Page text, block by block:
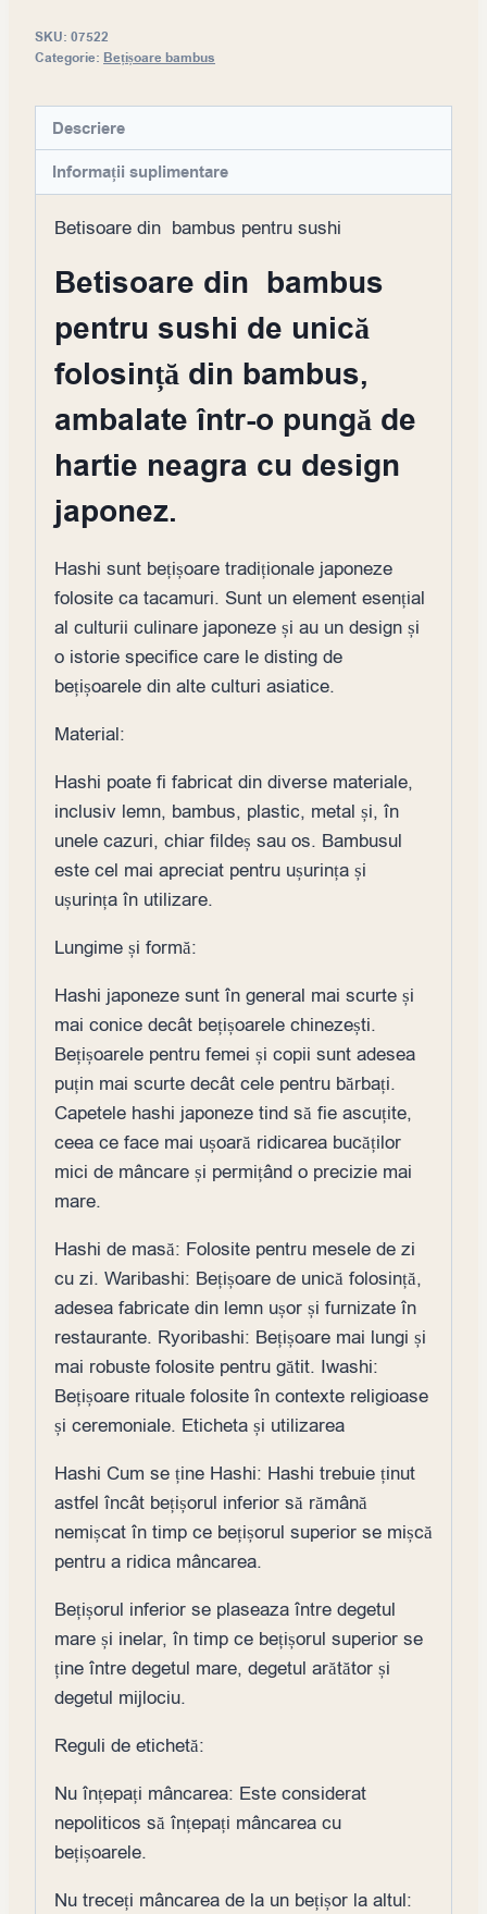
SKU: 07522
Categorie: Bețișoare bambus
Descriere
Informații suplimentare
Betisoare din bambus pentru sushi
Betisoare din bambus
pentru sushi de unică
folosință din bambus,
ambalate într-o pungă de
hartie neagra cu design
japonez.
Hashi sunt bețișoare tradiționale japoneze
folosite ca tacamuri. Sunt un element esențial
al culturii culinare japoneze și au un design și
o istorie specifice care le disting de
bețișoarele din alte culturi asiatice.
Material:
Hashi poate fi fabricat din diverse materiale,
inclusiv lemn, bambus, plastic, metal și, în
unele cazuri, chiar fildeș sau os. Bambusul
este cel mai apreciat pentru ușurința și
ușurința în utilizare.
Lungime și formă:
Hashi japoneze sunt în general mai scurte și
mai conice decât bețișoarele chinezești.
Bețișoarele pentru femei și copii sunt adesea
puțin mai scurte decât cele pentru bărbați.
Capetele hashi japoneze tind să fie ascuțite,
ceea ce face mai ușoară ridicarea bucăților
mici de mâncare și permițând o precizie mai
mare.
Hashi de masă: Folosite pentru mesele de zi
cu zi. Waribashi: Bețișoare de unică folosință,
adesea fabricate din lemn ușor și furnizate în
restaurante. Ryoribashi: Bețișoare mai lungi și
mai robuste folosite pentru gătit. Iwashi:
Bețișoare rituale folosite în contexte religioase
și ceremoniale. Eticheta și utilizarea
Hashi Cum se ține Hashi: Hashi trebuie ținut
astfel încât bețișorul inferior să rămână
nemișcat în timp ce bețișorul superior se mișcă
pentru a ridica mâncarea.
Bețișorul inferior se plaseaza între degetul
mare și inelar, în timp ce bețișorul superior se
ține între degetul mare, degetul arătător și
degetul mijlociu.
Reguli de etichetă:
Nu înțepați mâncarea: Este considerat
nepoliticos să înțepați mâncarea cu
bețișoarele.
Nu treceți mâncarea de la un bețișor la altul: